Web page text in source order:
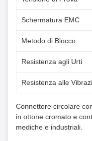
Schermatura EMC
Metodo di Blocco
Resistenza agli Urti
Resistenza alle
Connettore circolare
in ottone cromato e
mediche e industriali.